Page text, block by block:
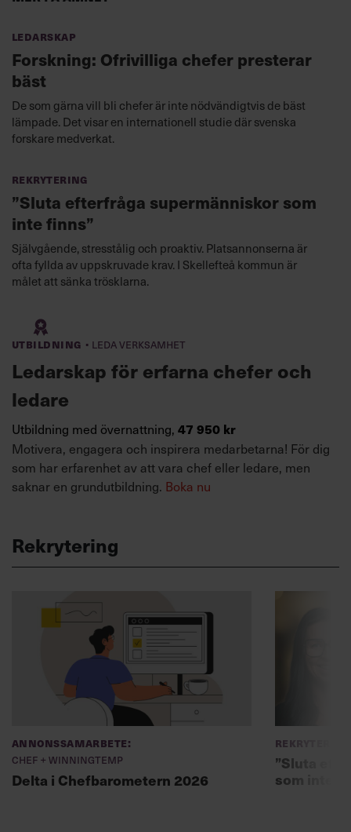
Ledarskap
Forskning: Ofrivilliga chefer presterar
bäst
De som gärna vill bli chefer är inte nödvändigtvis de bäst
lämpade. Det visar en internationell studie där svenska
forskare medverkat.
Rekrytering
”Sluta efterfråga supermänniskor som
inte finns”
Självgående, stresstålig och proaktiv. Platsannonserna är
ofta fyllda av uppskruvade krav. I Skellefteå kommun är
målet att sänka trösklarna.
Utbildning · Leda verksamhet
Ledarskap för erfarna chefer och
ledare
Utbildning med övernattning, 47 950 kr
Motivera, engagera och inspirera medarbetarna! För dig
som har erfarenhet av att vara chef eller ledare, men
saknar en grundutbildning. Boka nu
Rekrytering
Annonssamarbete:
Chef + Winningtemp
Delta i Chefbarometern 2026
Rekrytering
”Sluta
som inte